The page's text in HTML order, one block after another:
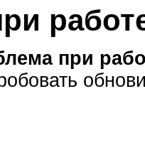
при